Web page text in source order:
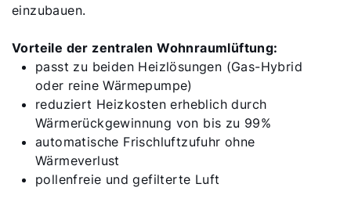
einzubauen.
Vorteile der zentralen Wohnraumlüftung:
passt zu beiden Heizlösungen (Gas-Hybrid
oder reine Wärmepumpe)
reduziert Heizkosten erheblich durch
Wärmerückgewinnung von bis zu 99%
automatische Frischluftzufuhr ohne
Wärmeverlust
pollenfreie und gefilterte Luft